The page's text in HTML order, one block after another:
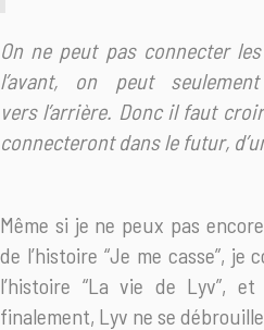
On ne peut pas connecter
l’avant, on peut
vers l’arrière. Donc il faut
connecteront dans le futur,
Même si je ne peux pas
de l’histoire “Je me casse”,
l’histoire “La vie de Lyv”,
finalement, Lyv ne se débrouille